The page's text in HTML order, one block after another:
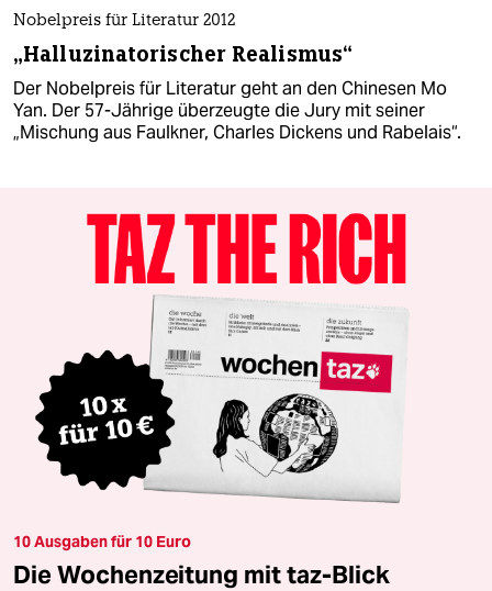
Nobelpreis für Literatur 2012
„Halluzinatorischer Realismus“
Der Nobelpreis für Literatur geht an den Chinesen Mo
Yan. Der 57-Jährige überzeugte die Jury mit seiner
„Mischung aus Faulkner, Charles Dickens und Rabelais“.
10 Ausgaben für 10 Euro
Die Wochenzeitung mit taz-Blick